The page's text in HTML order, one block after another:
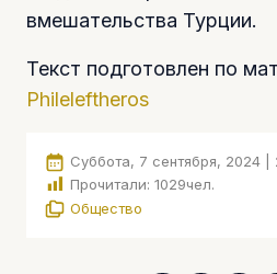
вмешательства Турции.
Текст подготовлен по
Phileleftheros
Суббота, 7 сентября, 2024 |
Прочитали: 1029чел.
Общество